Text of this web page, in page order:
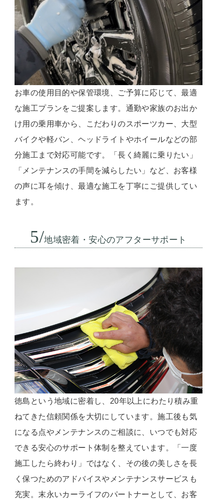
お車の使用目的や保管環境、ご予算に応じて、最適
な施工プランをご提案します。通勤や家族のお出か
け用の乗用車から、こだわりのスポーツカー、大型
バイクや軽バン、ヘッドライトやホイールなどの部
分施工まで対応可能です。「長く綺麗に乗りたい」
「メンテナンスの手間を減らしたい」など、お客様
の声に耳を傾け、最適な施工を丁寧にご提供してい
ます。
5/地域密着・安心のアフターサポート
徳島という地域に密着し、20年以上にわたり積み重
ねてきた信頼関係を大切にしています。施工後も気
になる点やメンテナンスのご相談に、いつでも対応
できる安心のサポート体制を整えています。「一度
施工したら終わり」ではなく、その後の美しさを長
く保つためのアドバイスやメンテナンスサービスも
充実。末永いカーライフのパートナーとして、お客